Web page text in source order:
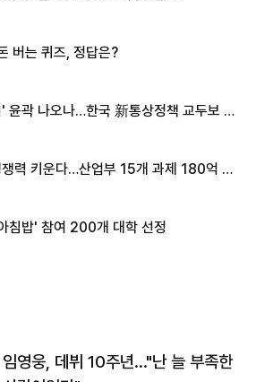
버는 퀴즈, 정답은?
윤곽 나오나…한국 新통상정책 교두보 활
력 키운다…산업부 15개 과제 180억 지
침밥' 참여 200개 대학 선정
임영웅, 데뷔 10주년…"난 늘 부족한